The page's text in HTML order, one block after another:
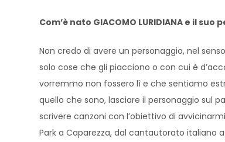
Com’è nato GIACOMO LURIDIANA e il
Non credo di avere un personaggio, nel
solo cose che gli piacciono o con cui è
vorremmo non fossero lì e che sentiamo
quello che sono, lasciare il personaggio sul
scrivere canzoni con l’obiettivo di
Park a Caparezza, dal cantautorato italiano